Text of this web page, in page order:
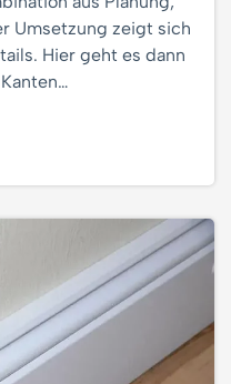
Umsetzung zeigt sich
Hier geht es dann